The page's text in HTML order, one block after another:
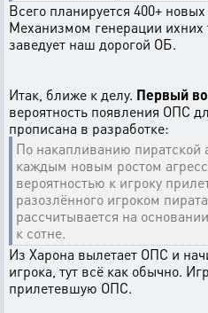
Всего планируется 400+
Механизмом генерации ихних
заведует наш дорогой ОБ.
Итак, ближе к делу. Первый
вероятность появления ОПС
прописана в разработке:
По накапливанию пиратской
каждым новым ростом
вероятностью к игроку
разозлённого игроком
рассчитывается на
к сотне.
Из Харона вылетает ОПС и
игрока, тут всё как обычно.
прилетевшую ОПС.